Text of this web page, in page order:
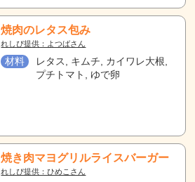
焼肉のレタス包み
れしぴ提供：よつばさん
材料
レタス, キムチ, カイワレ大根,
プチトマト, ゆで卵
焼き肉マヨグリルライスバーガー
れしぴ提供：ひめこさん